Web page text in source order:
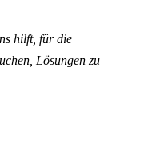
hilft, für die
Lösungen zu